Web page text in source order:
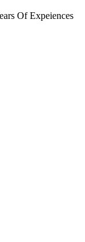
Of Expeiences